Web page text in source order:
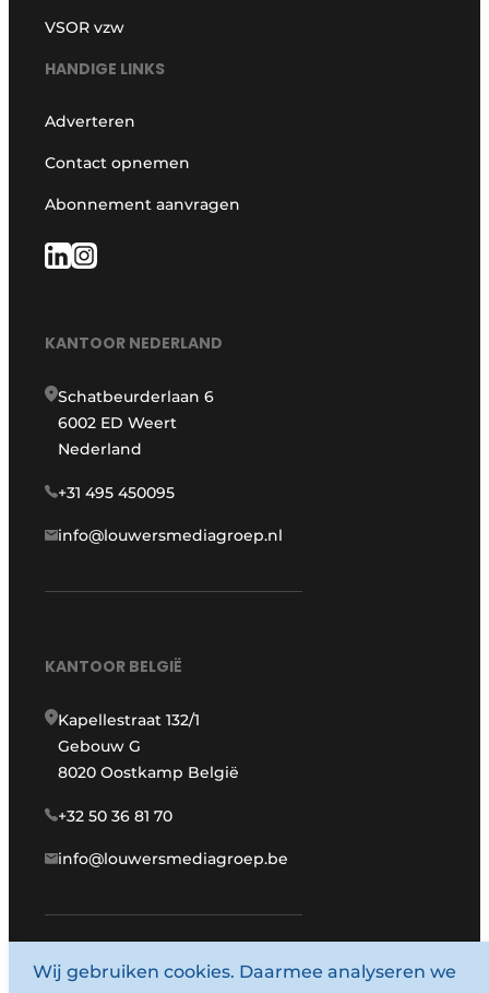
VSOR vzw
HANDIGE LINKS
Adverteren
Contact opnemen
Abonnement aanvragen
KANTOOR NEDERLAND
Schatbeurderlaan 6
6002 ED Weert
Nederland
+31 495 450095
info@louwersmediagroep.nl
KANTOOR BELGIË
Kapellestraat 132/1
Gebouw G
8020 Oostkamp België
+32 50 36 81 70
info@louwersmediagroep.be
www.louwersmediagroep.com
Wij gebruiken cookies. Daarmee analyseren we